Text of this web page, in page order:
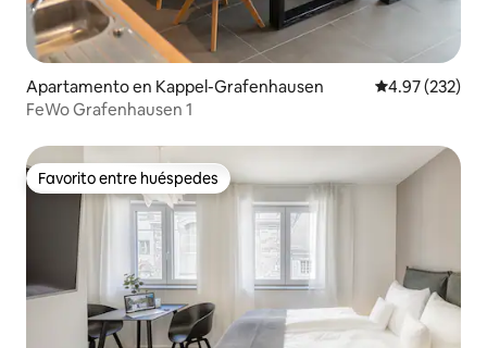
Apartamento en Kappel-Grafenhausen Calificación
4.97 (232)
FeWo Grafenhausen 1
Favorito entre huéspedes
Favorito entre huéspedes